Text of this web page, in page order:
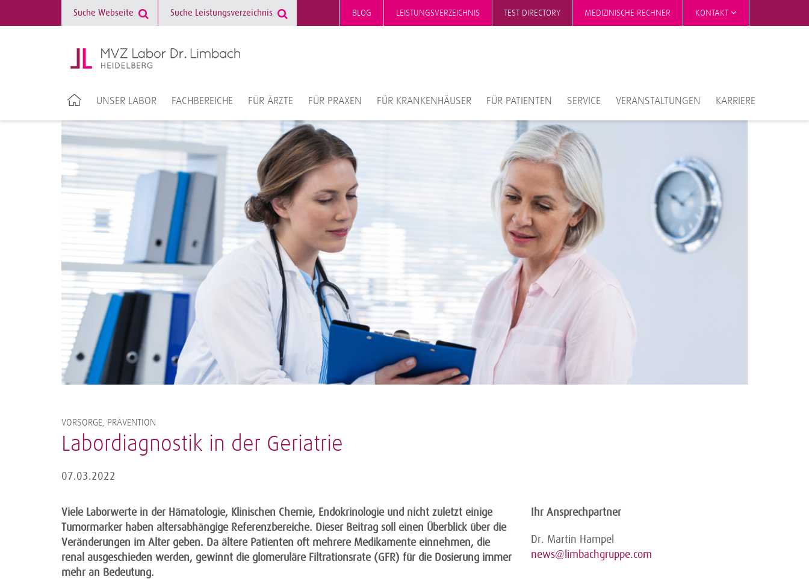
BLOG LEISTUNGSVERZEICHNIS TEST DIRECTORY MEDIZINISCHE RECHNER KONTAKT
UNSER LABOR FACHBEREICHE FÜR ÄRZTE FÜR PRAXEN FÜR KRANKENHÄUSER FÜR PATIENTEN SERVICE VERANSTALTUNGEN KARRIERE
VORSORGE, PRÄVENTION
Labordiagnostik in der Geriatrie
07.03.2022
Viele Laborwerte in der Hämatologie, Klinischen Chemie, Endokrinologie und nicht zuletzt einige
Tumormarker haben altersabhängige Referenzbereiche. Dieser Beitrag soll einen Überblick über die
Veränderungen im Alter geben. Da ältere Patienten oft mehrere Medikamente einnehmen, die
renal ausgeschieden werden, gewinnt die glomeruläre Filtrationsrate (GFR) für die Dosierung immer
mehr an Bedeutung.
Ihr Ansprechpartner
Dr. Martin Hampel
news@limbachgruppe.com